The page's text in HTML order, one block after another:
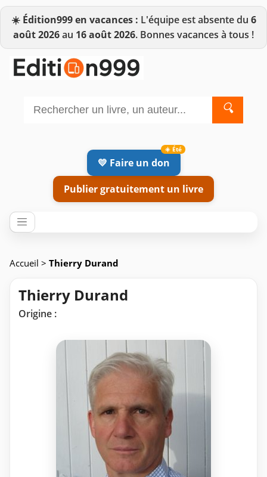
☀️ Édition999 en vacances : L'équipe est absente du 6
août 2026au 16 août 2026. Bonnes vacances à tous !
🔍
💛 Faire un don
Publier gratuitement un livre
Accueil > Thierry Durand
Thierry Durand
Origine :